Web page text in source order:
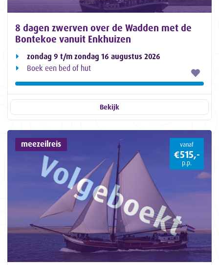
8 dagen zwerven over de Wadden met de
Bontekoe vanuit Enkhuizen
zondag 9 t/m zondag 16 augustus 2026
Boek een bed of hut
Bekijk
meezeilreis vanaf
€515,-
p.p.